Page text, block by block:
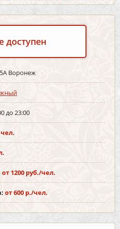
доступен
Воронеж
до 23:00
от 1200 руб./чел.
от 600 р./чел.